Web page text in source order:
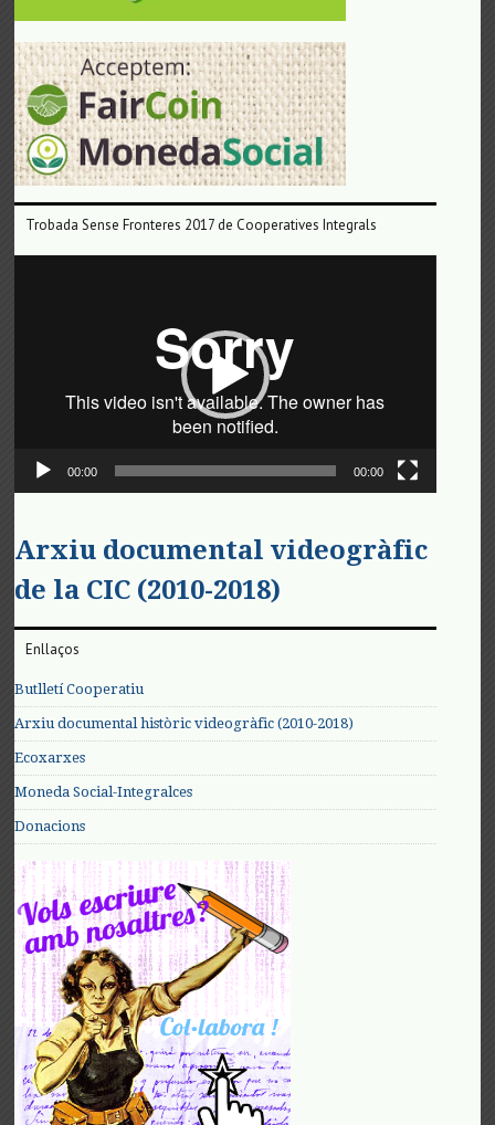
Trobada Sense Fronteres 2017 de Cooperatives Integrals
00:00 00:00
Arxiu documental videogràfic
de la CIC (2010-2018)
Enllaços
Butlletí Cooperatiu
Arxiu documental històric videogràfic (2010-2018)
Ecoxarxes
Moneda Social-Integralces
Donacions